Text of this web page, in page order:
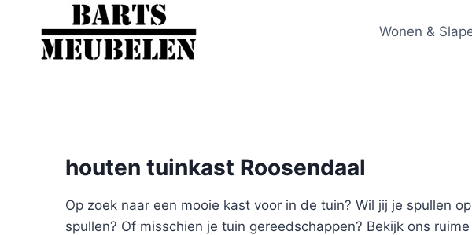
Wonen &
houten tuinkast Roosendaal
Op zoek naar een mooie kast voor in de tuin? Wil jij je spullen
spullen? Of misschien je tuin gereedschappen? Bekijk ons